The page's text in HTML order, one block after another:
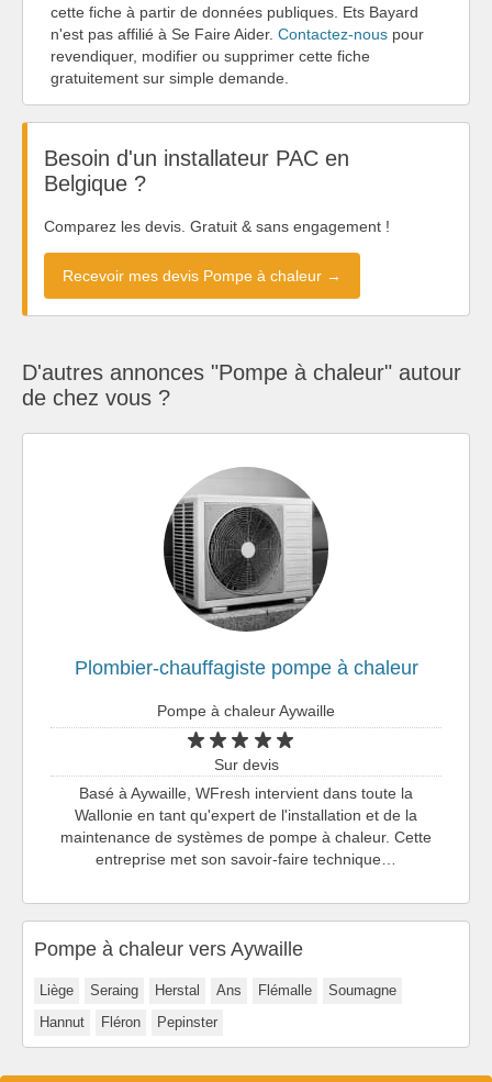
cette fiche à partir de données publiques. Ets Bayard
n'est pas affilié à Se Faire Aider. Contactez-nous pour
revendiquer, modifier ou supprimer cette fiche
gratuitement sur simple demande.
Besoin d'un installateur PAC en
Belgique ?
Comparez les devis. Gratuit & sans engagement !
Recevoir mes devis Pompe à chaleur →
D'autres annonces "Pompe à chaleur" autour
de chez vous ?
Plombier-chauffagiste pompe à chaleur
Pompe à chaleur Aywaille
Sur devis
Basé à Aywaille, WFresh intervient dans toute la
Wallonie en tant qu'expert de l'installation et de la
maintenance de systèmes de pompe à chaleur. Cette
entreprise met son savoir-faire technique…
Pompe à chaleur vers Aywaille
Liège Seraing Herstal Ans Flémalle
Soumagne
Hannut
Fléron Pepinster